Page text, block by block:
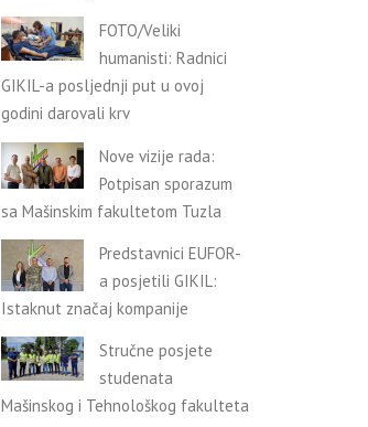
FOTO/Veliki
humanisti: Radnici
GIKIL-a posljednji put u ovoj
godini darovali krv
Nove vizije rada:
Potpisan sporazum
sa Mašinskim fakultetom Tuzla
Predstavnici EUFOR-
a posjetili GIKIL:
Istaknut značaj kompanije
Stručne posjete
studenata
Mašinskog i Tehnološkog fakulteta